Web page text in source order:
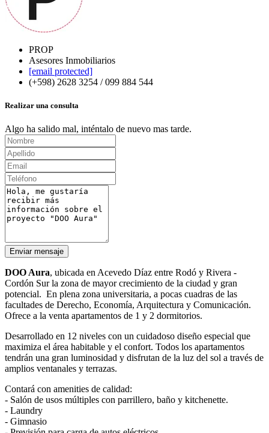
PROP
Asesores Inmobiliarios
[email protected]
(+598) 2628 3254 / 099 884 544
Realizar una consulta
Algo ha salido mal, inténtalo de nuevo mas tarde.
Enviar mensaje
DOO Aura, ubicada en Acevedo Díaz entre Rodó y Rivera -
Cordón Sur la zona de mayor crecimiento de la ciudad y gran
potencial. En plena zona universitaria, a pocas cuadras de las
facultades de Derecho, Economía, Arquitectura y Comunicación.
Ofrece a la venta apartamentos de 1 y 2 dormitorios.
Desarrollado en 12 niveles con un cuidadoso diseño especial que
maximiza el área habitable y el confort. Todos los apartamentos
tendrán una gran luminosidad y disfrutan de la luz del sol a través de
amplios ventanales y terrazas.
Contará con amenities de calidad:
- Salón de usos múltiples con parrillero, baño y kitchenette.
- Laundry
- Gimnasio